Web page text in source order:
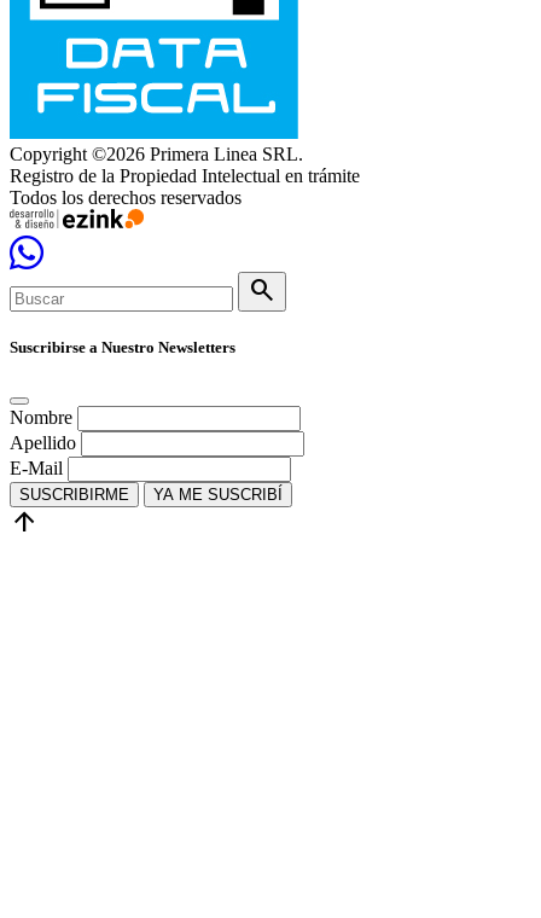
Copyright ©2026 Primera Linea SRL.
Registro de la Propiedad Intelectual en trámite
Todos los derechos reservados
search
Suscribirse a Nuestro Newsletters
Nombre
Apellido
E-Mail
SUSCRIBIRME YA ME SUSCRIBÍ
arrow_upward